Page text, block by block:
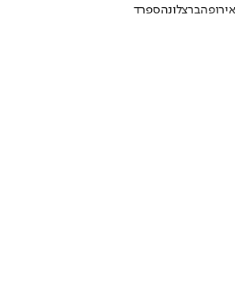
ברצלונהספרד